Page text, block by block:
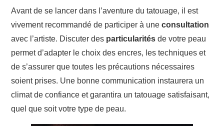
Avant de se lancer dans l’aventure du tatouage, il est
vivement recommandé de participer à uneconsultation
avec l’artiste. Discuter des particularités de votre peau
permet d’adapter le choix des encres, les techniques et
de s’assurer que toutes les précautions nécessaires
soient prises. Une bonne communication instaurera un
climat de confiance et garantira un tatouage satisfaisant,
quel que soit votre type de peau.